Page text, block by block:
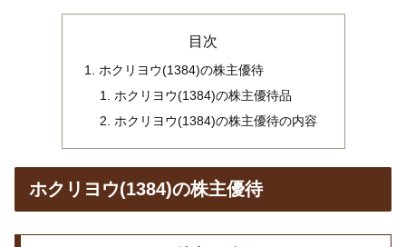
目次
ホクリヨウ(1384)の株主優待
ホクリヨウ(1384)の株主優待品
ホクリヨウ(1384)の株主優待の内容
ホクリヨウ(1384)の株主優待